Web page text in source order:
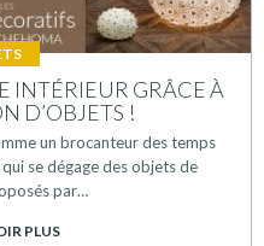
INTÉRIEUR GRÂCE À
D’OBJETS !
un brocanteur des temps
se dégage des objets de
par…
PLUS